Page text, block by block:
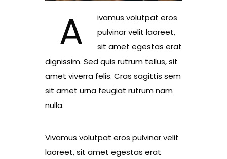
A
ivamus volutpat eros
pulvinar velit laoreet,
sit amet egestas erat
dignissim. Sed quis rutrum tellus, sit
amet viverra felis. Cras sagittis sem
sit amet urna feugiat rutrum nam
nulla.
Vivamus volutpat eros pulvinar velit
laoreet, sit amet egestas erat